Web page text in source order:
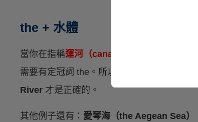
the + 水體
當你在指稱運河（canal）、河流（river）
需要有定冠詞 the。所以像是美國最大的「
River 才是正確的。
其他例子還有： 愛琴海（the Aegean Sea